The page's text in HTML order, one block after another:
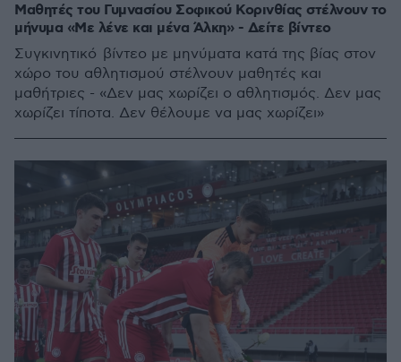
Μαθητές του Γυμνασίου Σοφικού Κορινθίας στέλνουν το
μήνυμα «Με λένε και μένα Άλκη» - Δείτε βίντεο
Συγκινητικό βίντεο με μηνύματα κατά της βίας στον
χώρο του αθλητισμού στέλνουν μαθητές και
μαθήτριες - «Δεν μας χωρίζει ο αθλητισμός. Δεν μας
χωρίζει τίποτα. Δεν θέλουμε να μας χωρίζει»